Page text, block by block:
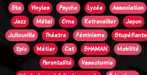
Ska
Vinyles Psyche Lycée
Association
Jazz
Métal Orne Retravailler
Japon
Jullouville
Théatre Féminisme
Stupéfiants
Epic
Métier Cat SHAMAN
Mobilité
Parentalité
Vasectomie